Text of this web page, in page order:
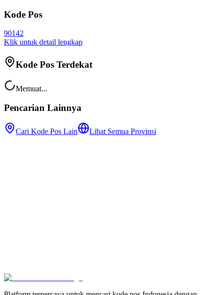
Kode Pos
90142
Klik untuk detail lengkap
Kode Pos Terdekat
Memuat...
Pencarian Lainnya
Cari Kode Pos Lain Lihat Semua Provinsi